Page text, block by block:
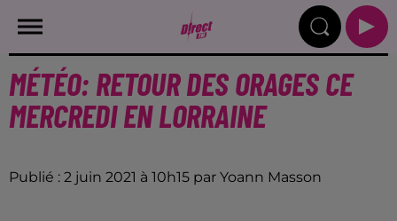
MÉTÉO: RETOUR DES ORAGES CE
MERCREDI EN LORRAINE
Publié : 2 juin 2021 à 10h15 par Yoann Masson